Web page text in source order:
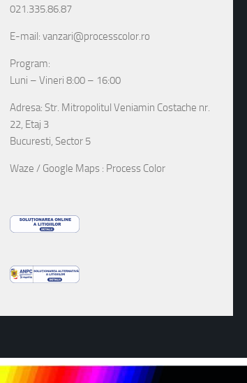
021.335.86.87
E-mail: vanzari@processcolor.ro
Program:
Luni – Vineri 8:00 – 16:00
Adresa: Str. Mitropolitul Veniamin Costache nr.
22, Etaj 3
Bucuresti, Sector 5
Waze / Google Maps : Process Color